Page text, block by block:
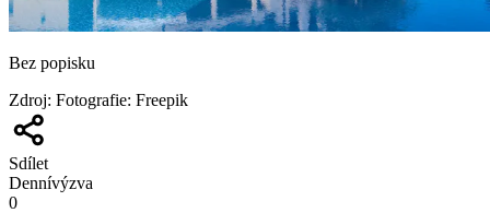
Bez popisku
Zdroj: Fotografie: Freepik
Sdílet
Dennívýzva
0